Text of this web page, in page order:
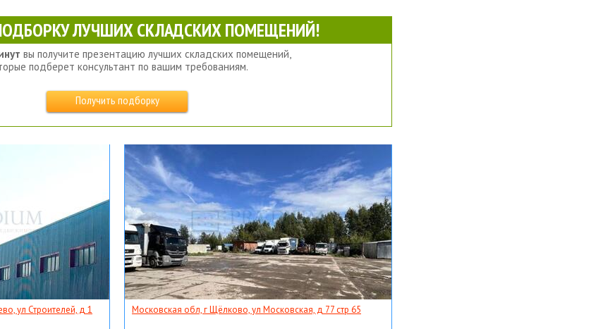
ЛУЧШИХ СКЛАДСКИХ ПОМЕЩЕНИЙ!
вы получите презентацию лучших складских помещений,
подберет консультант по вашим требованиям.
Получить подборку
ул Строителей, д 1 Московская обл, г Щёлково, ул Московская, д 77 стр 65